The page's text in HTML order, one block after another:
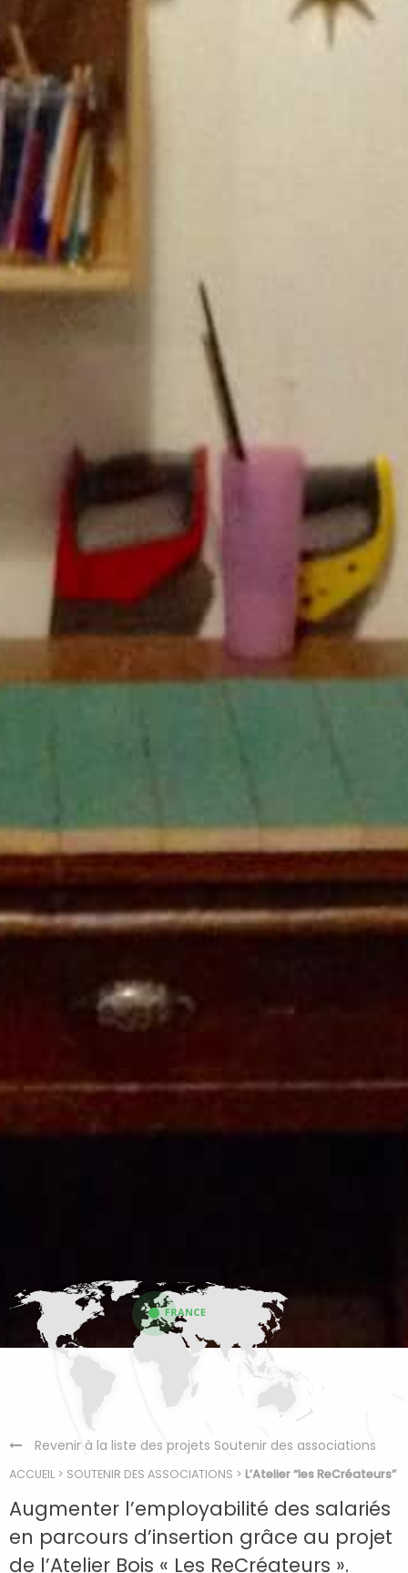
Revenir à la liste des projets Soutenir des associations
ACCUEIL > SOUTENIR DES ASSOCIATIONS > L’Atelier “les ReCréateurs”
Augmenter l’employabilité des salariés
en parcours d’insertion grâce au projet
de l’Atelier Bois « Les ReCréateurs ».